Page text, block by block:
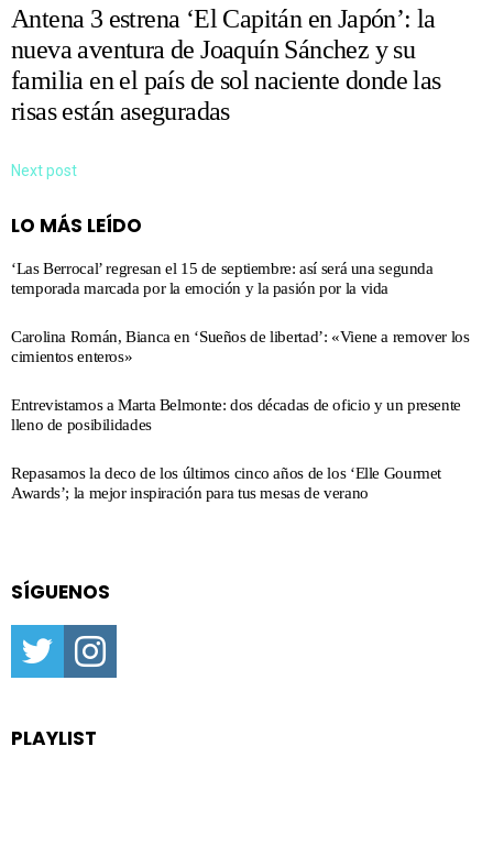
Antena 3 estrena ‘El Capitán en Japón’: la
nueva aventura de Joaquín Sánchez y su
familia en el país de sol naciente donde las
risas están aseguradas
Next post
LO MÁS LEÍDO
‘Las Berrocal’ regresan el 15 de septiembre: así será una segunda
temporada marcada por la emoción y la pasión por la vida
Carolina Román, Bianca en ‘Sueños de libertad’: «Viene a remover los
cimientos enteros»
Entrevistamos a Marta Belmonte: dos décadas de oficio y un presente
lleno de posibilidades
Repasamos la deco de los últimos cinco años de los ‘Elle Gourmet
Awards’; la mejor inspiración para tus mesas de verano
SÍGUENOS
twitter instagram
PLAYLIST